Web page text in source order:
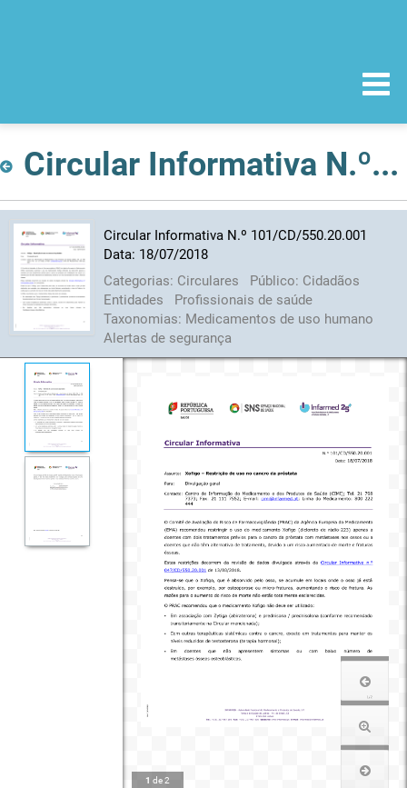
Circular Informativa N.º 101/CD/550.20.001 Data: 18/07/2018
Circular Informativa N.º 101/CD/550.20.001
Data: 18/07/2018
Categorias: Circulares Público: Cidadãos
Entidades
Profissionais de saúde
Taxonomias: Medicamentos de uso humano
Alertas de segurança
1 de2